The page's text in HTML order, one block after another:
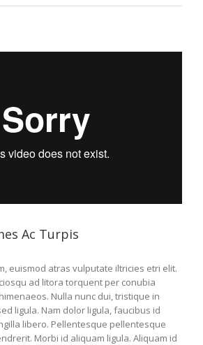
Ac Turpis
euismod atras vulputate iltricies etri elit.
ad litora torquent per conubia
Nulla nunc dui, tristique in
ligula. Nam dolor ligula, faucibus id
libero. Pellentesque pellentesque
Morbi id aliquam ligula. Aliquam id